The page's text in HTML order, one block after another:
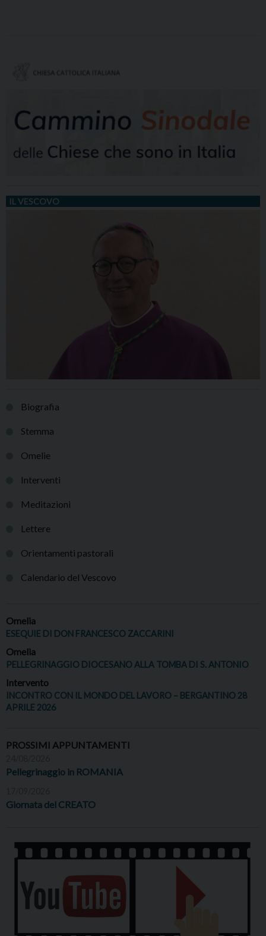
IL VESCOVO
Biografia
Stemma
Omelie
Interventi
Meditazioni
Lettere
Orientamenti pastorali
Calendario del Vescovo
Omelia
ESEQUIE DI DON FRANCESCO ZACCARINI
Omelia
PELLEGRINAGGIO DIOCESANO ALLA TOMBA DI S. ANTONIO
Intervento
INCONTRO CON IL MONDO DEL LAVORO – BERGANTINO 28
APRILE 2026
PROSSIMI APPUNTAMENTI
Pellegrinaggio in ROMANIA
Giornata del CREATO